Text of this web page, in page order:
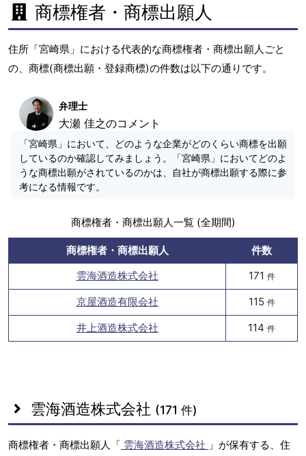
商標権者・商標出願人
住所「宮崎県」における代表的な商標権者・商標出願人ごと
の、商標(商標出願・登録商標)の件数は以下の通りです。
弁理士
大瀬 佳之のコメント
「宮崎県」において、どのような企業がどのくらい商標を出願
しているのか確認してみましょう。「宮崎県」においてどのよ
うな商標出願がされているのかは、自社が商標出願する際に参
考になる情報です。
商標権者・商標出願人一覧 (全期間)
商標権者・商標出願人
件数
雲海酒造株式会社
171 件
京屋酒造有限会社 115 件
井上酒造株式会社 114 件
雲海酒造株式会社 (171 件)
商標権者・商標出願人「 雲海酒造株式会社 」が保有する、住